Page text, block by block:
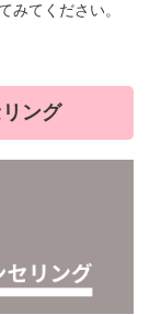
みてください。
ング